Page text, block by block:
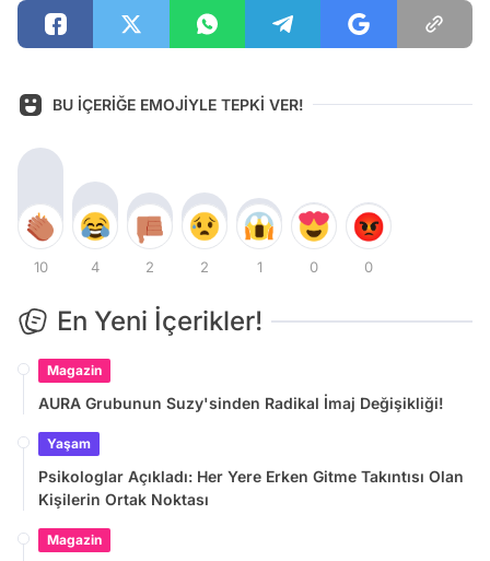
BU İÇERİĞE EMOJİYLE TEPKİ VER!
10 4 2 2 1 0 0
En Yeni İçerikler!
Magazin
AURA Grubunun Suzy'sinden Radikal İmaj Değişikliği!
Yaşam
Psikologlar Açıkladı: Her Yere Erken Gitme Takıntısı Olan
Kişilerin Ortak Noktası
Magazin